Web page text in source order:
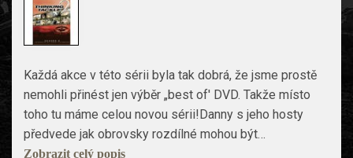
Každá akce v této sérii byla tak dobrá, že jsme prostě
nemohli přinést jen výběr „best of' DVD. Takže místo
toho tu máme celou novou sérii!Danny s jeho hosty
předvede jak obrovsky rozdílné mohou být…
Zobrazit celý popis